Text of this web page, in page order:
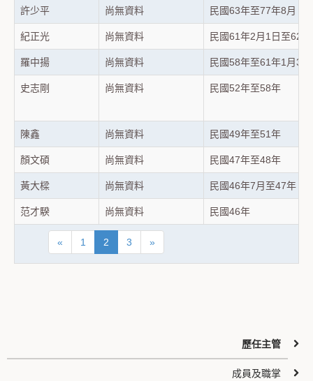
許少平 尚無資料 民國63年至77年8月
紀正光 尚無資料 民國61年2月1日至62年
羅中揚 尚無資料 民國58年至61年1月31
史志剛 尚無資料 民國52年至58年
陳鑫 尚無資料 民國49年至51年
顏文碩 尚無資料 民國47年至48年
黃大樑 尚無資料 民國46年7月至47年
范才騤 尚無資料 民國46年
« 1 2 3 »
歷任主管
成員及職掌